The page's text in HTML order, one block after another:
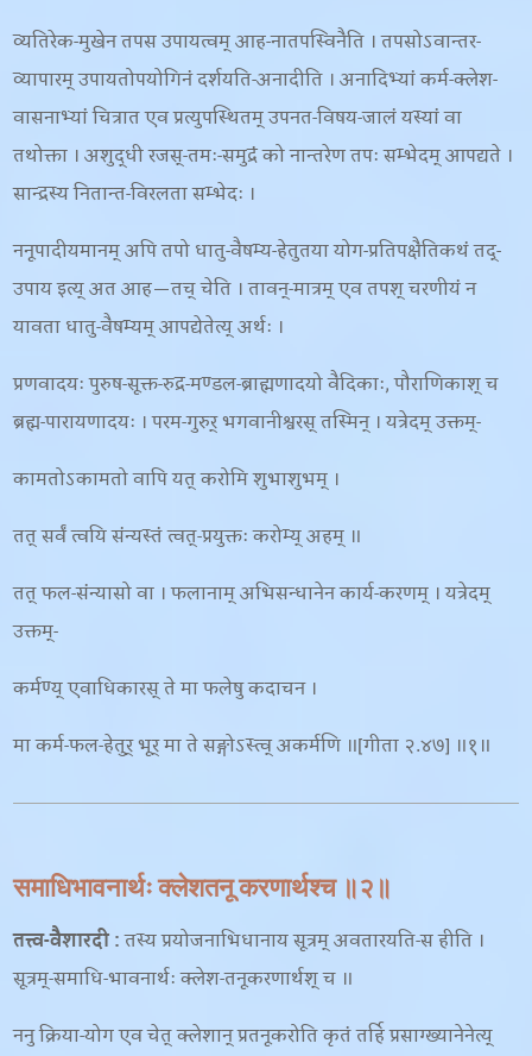
व्यतिरेक-मुखेन तपस उपायत्वम् आह-नातपस्विनैति । तपसोऽवान्तर-
व्यापारम् उपायतोपयोगिनं दर्शयति-अनादीति । अनादिभ्यां कर्म-क्लेश-
वासनाभ्यां चित्रात एव प्रत्युपस्थितम् उपनत-विषय-जालं यस्यां वा
तथोक्ता । अशुद्धी रजस्-तमः-समुद्रं को नान्तरेण तपः सम्भेदम् आपद्यते ।
सान्द्रस्य नितान्त-विरलता सम्भेदः ।
ननूपादीयमानम् अपि तपो धातु-वैषम्य-हेतुतया योग-प्रतिपक्षैतिकथं तद्-
उपाय इत्य् अत आह—तच् चेति । तावन्-मात्रम् एव तपश् चरणीयं न
यावता धातु-वैषम्यम् आपद्येतेत्य् अर्थः ।
प्रणवादयः पुरुष-सूक्त-रुद्र-मण्डल-ब्राह्मणादयो वैदिकाः, पौराणिकाश् च
ब्रह्म-पारायणादयः । परम-गुरुर् भगवानीश्वरस् तस्मिन् । यत्रेदम् उक्तम्-
कामतोऽकामतो वापि यत् करोमि शुभाशुभम् ।
तत् सर्वं त्वयि संन्यस्तं त्वत्-प्रयुक्तः करोम्य् अहम् ॥
तत् फल-संन्यासो वा । फलानाम् अभिसन्धानेन कार्य-करणम् । यत्रेदम्
उक्तम्-
कर्मण्य् एवाधिकारस् ते मा फलेषु कदाचन ।
मा कर्म-फल-हेतुर् भूर् मा ते सङ्गोऽस्त्व् अकर्मणि ॥[गीता २.४७] ॥१॥
समाधिभावनार्थः क्लेशतनू करणार्थश्च ॥२॥
तत्त्व-वैशारदी :तस्य प्रयोजनाभिधानाय सूत्रम् अवतारयति-स हीति ।
सूत्रम्-समाधि-भावनार्थः क्लेश-तनूकरणार्थश् च ॥
ननु क्रिया-योग एव चेत् क्लेशान् प्रतनूकरोति कृतं तर्हि प्रसाग्ख्यानेनेत्य्